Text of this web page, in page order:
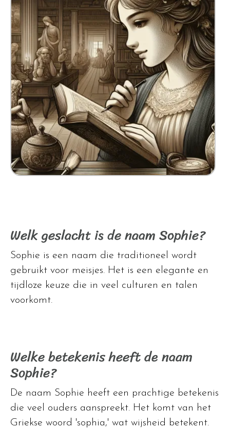
Welk geslacht is de naam Sophie?
Sophie is een naam die traditioneel wordt
gebruikt voor meisjes. Het is een elegante en
tijdloze keuze die in veel culturen en talen
voorkomt.
Welke betekenis heeft de naam
Sophie?
De naam Sophie heeft een prachtige betekenis
die veel ouders aanspreekt. Het komt van het
Griekse woord 'sophia,' wat wijsheid betekent.